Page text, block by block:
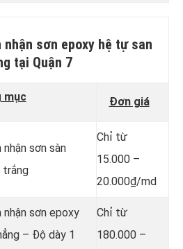
nhận sơn epoxy hệ tự san
tại Quận 7
mục Đơn giá
sơn sàn
trắng
Chỉ từ
15.000 –
20.000₫/md
nhận sơn epoxy
– Độ dày 1
Chỉ từ
180.000 –